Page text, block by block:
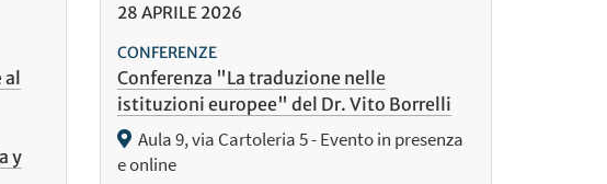
al
y
28 APRILE 2026
CONFERENZE
Conferenza "La traduzione nelle
istituzioni europee" del Dr. Vito Borrelli
Aula 9, via Cartoleria 5 - Evento in presenza
e online